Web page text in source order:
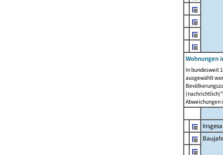
Wohnungen
In bundesweit
ausgewählt
Abweichungen